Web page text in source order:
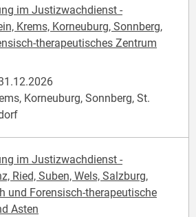
im Justizwachdienst -
Krems, Korneuburg, Sonnberg,
therapeutisches Zentrum
Korneuburg, Sonnberg, St.
im Justizwachdienst -
Ried, Suben, Wels, Salzburg,
und Forensisch-therapeutische
Asten